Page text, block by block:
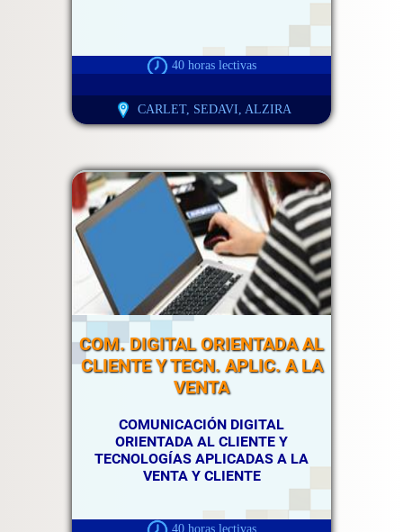
40 horas lectivas
CARLET, SEDAVI, ALZIRA
COM. DIGITAL ORIENTADA AL
CLIENTE Y TECN. APLIC. A LA
VENTA
COMUNICACIÓN DIGITAL
ORIENTADA AL CLIENTE Y
TECNOLOGÍAS APLICADAS A LA
VENTA Y CLIENTE
40 horas lectivas